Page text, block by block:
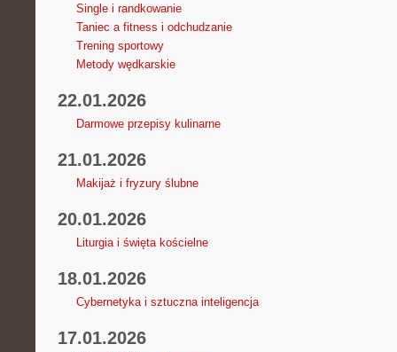
Single i randkowanie
Taniec a fitness i odchudzanie
Trening sportowy
Metody wędkarskie
22.01.2026
Darmowe przepisy kulinarne
21.01.2026
Makijaż i fryzury ślubne
20.01.2026
Liturgia i święta kościelne
18.01.2026
Cybernetyka i sztuczna inteligencja
17.01.2026